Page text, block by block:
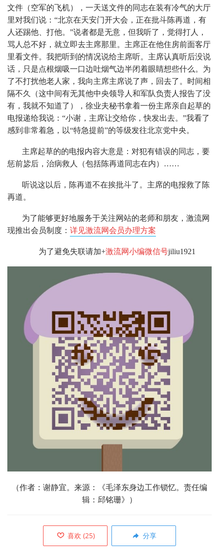
文件（空军的飞机），一天送文件的同志在装有冷气的大厅
里对我们说：“北京在天安门开大会，正在批斗陈再道，有
人还踢他、打他。”说者都是无意，但我听了，觉得打人，
骂人总不好，就立即去主席那里。主席正在他住房前面客厅
里看文件。我把听到的情况说给主席听。主席认真听后没说
话，只是点根烟吸一口边吐烟气边半闭着眼睛想些什么。为
了不打扰他老人家，我向主席主席说了声，回去了。时间相
隔不久（这中间有无其他中央领导人和军队负责人报告了没
有，我就不知道了），徐业夫秘书拿着一份主席亲自起草的
电报递给我说：“小谢，主席让交给你，快发出去。”我看了
感到非常着急，以“特急提前”的等级发往北京党中央。
主席起草的的电报内容大意是：对犯有错误的同志，要
惩前毖后，治病救人（包括陈再道同志在内）……
听说这以后，陈再道不在挨批斗了。主席的电报救了陈
再道。
为了能够更好地服务于关注网站的老师和朋友，激流网
现推出会员制度： 详见激流网会员办理方案
为了避免失联请加+激流网小编微信号jiliu1921
（作者：谢静宜。来源：《毛泽东身边工作锁忆。责任编
辑：邱铭珊》）
喜欢 (25) 分享